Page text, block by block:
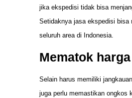
jika ekspedisi tidak bisa
Setidaknya jasa ekspedisi bisa
seluruh area di Indonesia.
Mematok
Selain harus memiliki
juga perlu memastikan ongkos